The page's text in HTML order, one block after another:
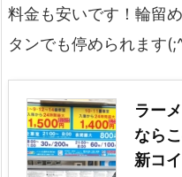
料金も安いです！輪留
タンでも停められます
ラー
なら
新コ